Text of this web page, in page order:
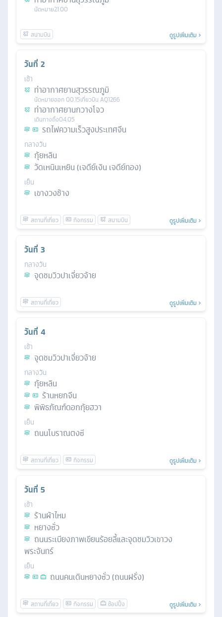
นัดหมาย21.00
ดูรูปเพิ่มเติม
วันที่ 2
เช้า
ท่าอากาศยานสุวรรณภูมิ
นัดหมายออก00.15เที่ยวบิน AQ1266
ท่าอากาศยานกวางโจว
เดินทางถึง04.05
รถไฟความเร็วสูงประเทศจีน
กลางวัน
กุ้ยหลิน
วัดเหนินเหยิน (เจดีย์เงิน เจดีย์ทอง)
เย็น
เขางวงช้าง
ดูรูปเพิ่มเติม
วันที่ 3
กลางวัน
จุดชมวิวปาเจี่ยวจ้าย
ดูรูปเพิ่มเติม
วันที่ 4
เช้า
จุดชมวิวปาเจี่ยวจ้าย
กลางวัน
กุ้ยหลิน
ร้านหยกจีน
พิพิธภัณฑ์ดอกกุ้ยฮวา
เย็น
ถนนโบราณตงซี
ดูรูปเพิ่มเติม
วันที่ 5
เช้า
ร้านผ้าไหม
หยางซั่ว
ถนนระเบียงภาพเขียนร้อยลี้และจุดชมวิวเขาวง
พระจันทร์
เย็น
ถนนคนเดินหยางซั่ว (ถนนฝรั่ง)
ดูรูปเพิ่มเติม